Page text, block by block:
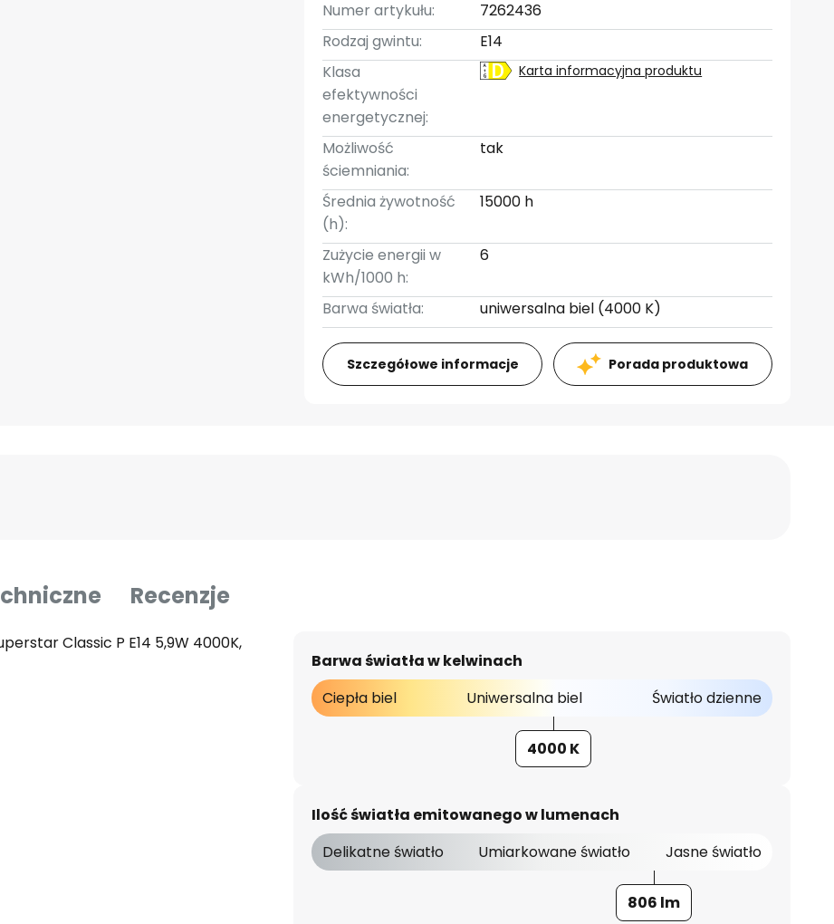
Numer artykułu:
7262436
Rodzaj gwintu:
E14
Klasa
efektywności
energetycznej:
Karta informacyjna produktu
Możliwość
ściemniania:
tak
Średnia żywotność
(h):
15000 h
Zużycie energii w
kWh/1000 h:
6
Barwa światła: uniwersalna biel (4000 K)
Szczegółowe informacje Porada produktowa
Recenzje
Classic P E14 5,9W 4000K,
Barwa światła w kelwinach
Ciepła biel
Uniwersalna biel Światło dzienne
4000 K
Ilość światła emitowanego w lumenach
Delikatne światło
Umiarkowane światło Jasne światło
806 lm